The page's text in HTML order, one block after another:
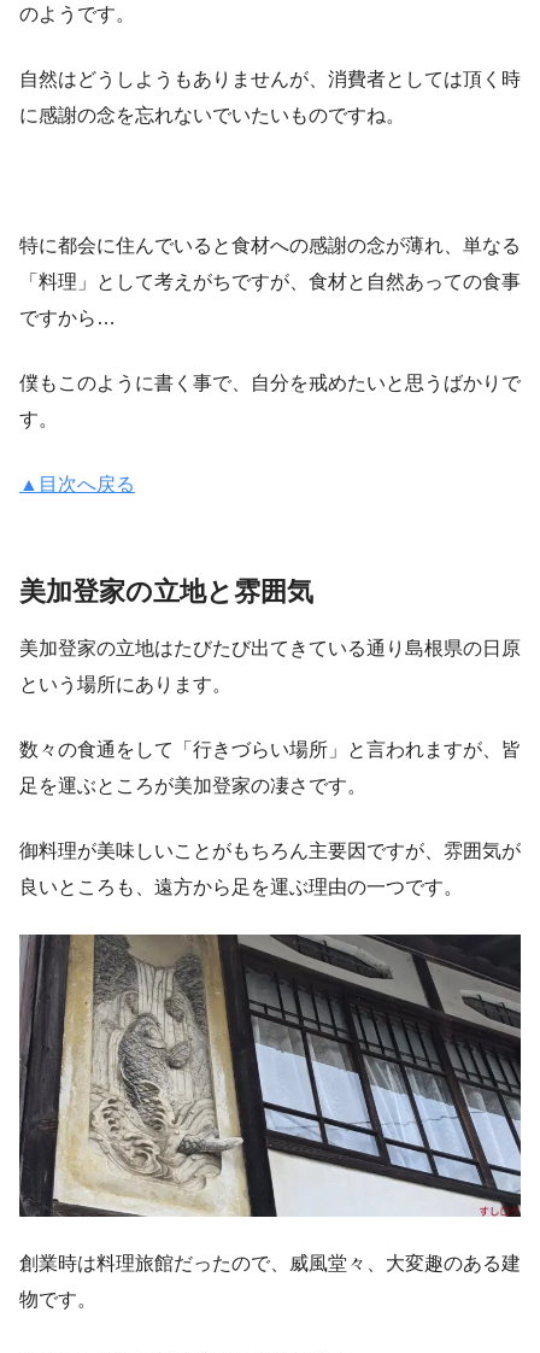
のようです。
自然はどうしようもありませんが、消費者としては頂く時
に感謝の念を忘れないでいたいものですね。
特に都会に住んでいると食材への感謝の念が薄れ、単なる
「料理」として考えがちですが、食材と自然あっての食事
ですから…
僕もこのように書く事で、自分を戒めたいと思うばかりで
す。
▲目次へ戻る
美加登家の立地と雰囲気
美加登家の立地はたびたび出てきている通り島根県の日原
という場所にあります。
数々の食通をして「行きづらい場所」と言われますが、皆
足を運ぶところが美加登家の凄さです。
御料理が美味しいことがもちろん主要因ですが、雰囲気が
良いところも、遠方から足を運ぶ理由の一つです。
創業時は料理旅館だったので、威風堂々、大変趣のある建
物です。